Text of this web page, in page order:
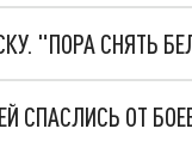
"ПОРА СНЯТЬ
СПАСЛИСЬ ОТ